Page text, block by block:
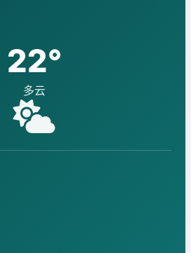
22°
多云